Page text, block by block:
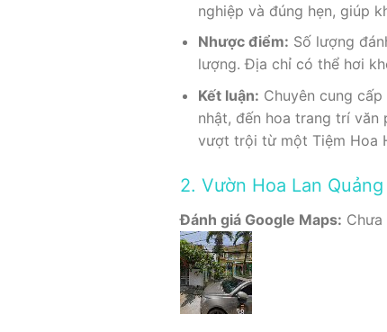
nghiệp và đúng hẹn, giúp
Nhược điểm: Số lượng
lượng. Địa chỉ có thể hơi
Kết luận: Chuyên cung
nhật, đến hoa trang trí
vượt trội từ một Tiệm Hoa
2. Vườn Hoa Lan
Đánh giá Google Maps: